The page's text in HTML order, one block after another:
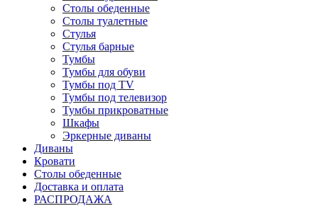
Столы обеденные
Столы туалетные
Стулья
Стулья барные
Тумбы
Тумбы для обуви
Тумбы под TV
Тумбы под телевизор
Тумбы прикроватные
Шкафы
Эркерные диваны
Диваны
Кровати
Столы обеденные
Доставка и оплата
РАСПРОДАЖА